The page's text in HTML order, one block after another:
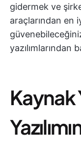
gidermek ve
araçlarından en
yazılımlarından
Kaynak